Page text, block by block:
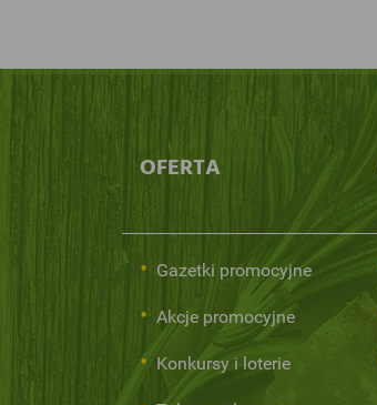
OFERTA
Gazetki promocyjne
Akcje promocyjne
Konkursy i loterie